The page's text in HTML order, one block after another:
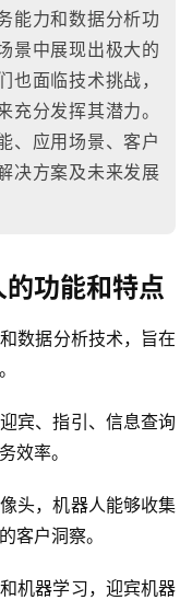
能力和数据分析功
景中展现出极大的
也面临技术挑战，
充分发挥其潜力。
、应用场景、客户
决方案及未来发展
功能和特点
数据分析技术，旨在
宾、指引、信息查询
效率。
头，机器人能够收集
客户洞察。
机器学习，迎宾机器